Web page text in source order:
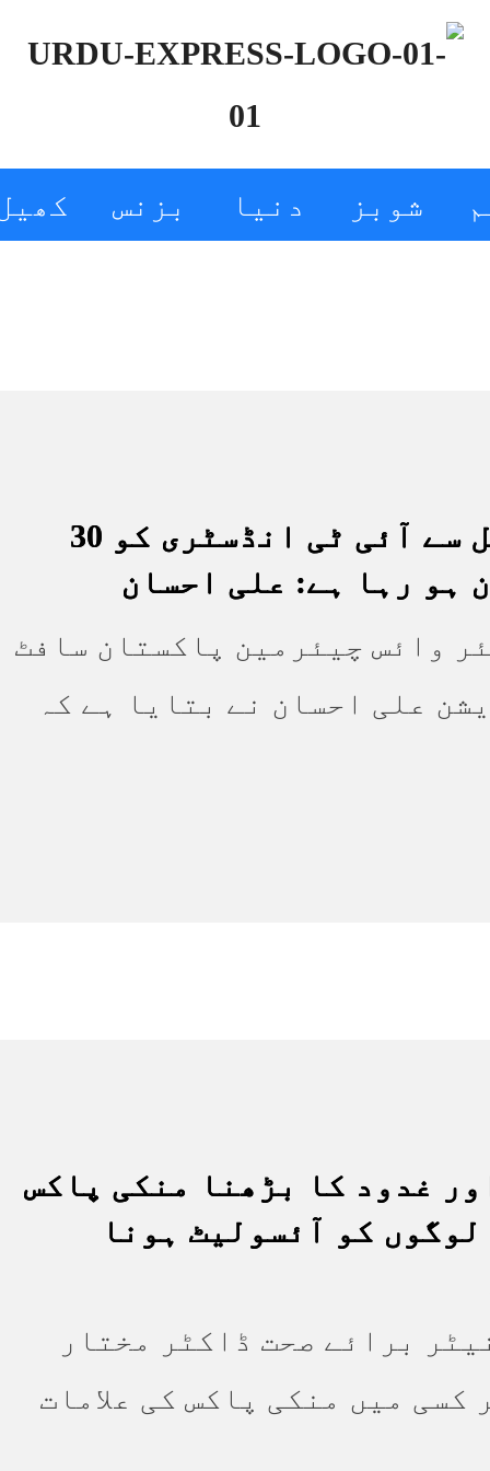
شوبز دنیا بزنس
انٹرنیٹ نیٹ میں خلل سے آئی ٹی انڈسٹری کو 30
ہو رہا ہے: علی احسان
وائس چیئرمین پاکستان سافٹ
علی احسان نے بتایا ہے کہ
غدود کا بڑھنا منکی پاکس
لوگوں کو آئسولیٹ ہونا
برائے صحت ڈاکٹر مختار
کسی میں منکی پاکس کی علامات